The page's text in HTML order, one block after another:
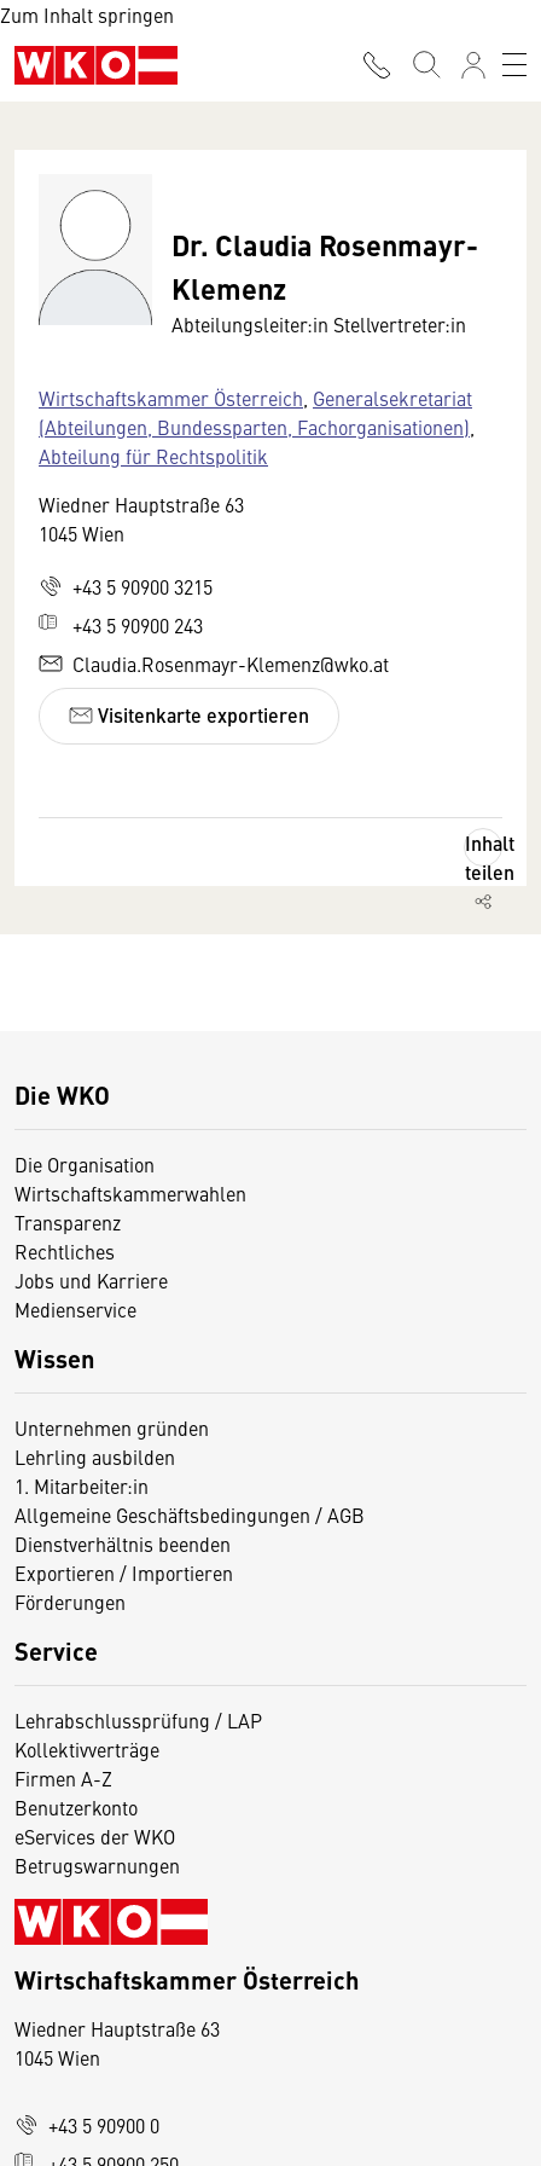
Zum Inhalt springen
Dr. Claudia Rosenmayr-
Klemenz
Abteilungsleiter:in Stellvertreter:in
Wirtschaftskammer Österreich Generalsekretariat
(Abteilungen, Bundessparten, Fachorganisationen)
Abteilung für Rechtspolitik
Wiedner Hauptstraße 63
1045 Wien
+43 5 90900 3215
+43 5 90900 243
Claudia.Rosenmayr-Klemenz@wko.at
Visitenkarte exportieren
Inhalt
teilen
Die WKO
Die Organisation
Wirtschaftskammerwahlen
Transparenz
Rechtliches
Jobs und Karriere
Medienservice
Wissen
Unternehmen gründen
Lehrling ausbilden
1. Mitarbeiter:in
Allgemeine Geschäftsbedingungen / AGB
Dienstverhältnis beenden
Exportieren / Importieren
Förderungen
Service
Lehrabschlussprüfung / LAP
Kollektivverträge
Firmen A-Z
Benutzerkonto
eServices der WKO
Betrugswarnungen
Wirtschaftskammer Österreich
Wiedner Hauptstraße 63
1045 Wien
+43 5 90900 0
D
s